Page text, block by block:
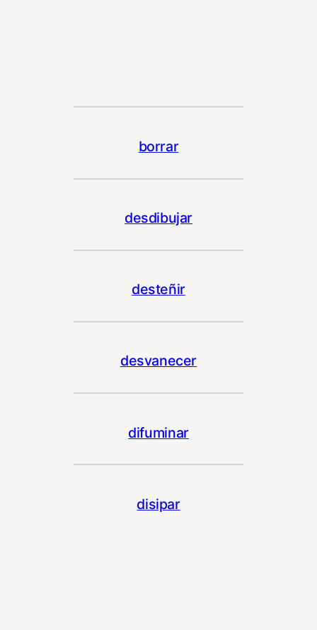
borrar
desdibujar
desteñir
desvanecer
difuminar
disipar